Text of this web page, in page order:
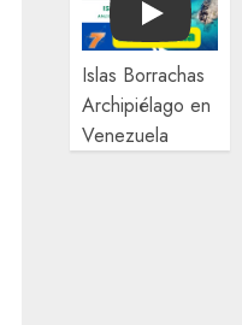
Play
Islas Borrachas
Archipiélago en
Venezuela